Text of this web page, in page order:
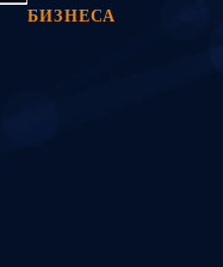
БИЗНЕСА